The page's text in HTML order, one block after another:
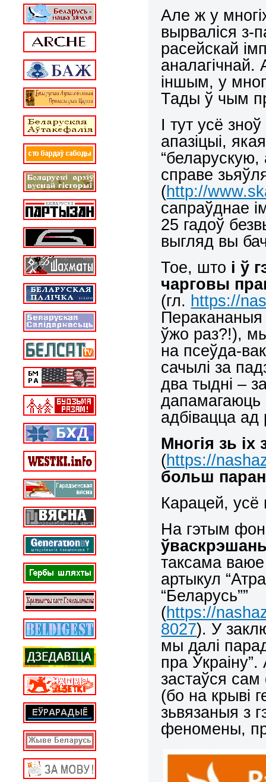
Але ж у
вырваліся з-
расейскай
іншым, у
Тады ў чым
І тут усё
апазіцыі,
справе
(http://
сапраўднае
25 гадоў
выгляд вы
Тое, што і ў
чарговы
(гл. https://
Перакананыя
ўжо раз?!),
на псеўда-
сачылі за
два тыдні –
дапамагаюць
адбівацца
Многія зь іх
(https://
больш
Карацей, усё
На гэтым
таксама
артыкул
“Беларусь””
(https://
8027). У
мы далі
пра
застаўся
(бо на крыві
зьвязаныя з
феномены,